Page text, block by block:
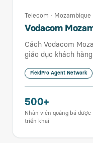
Telecom · Mozambique
Vodacom
Cách Vodacom
giáo dục khách
FieldPro Agent Network
500+
Nhân viên quảng bá được
triển khai